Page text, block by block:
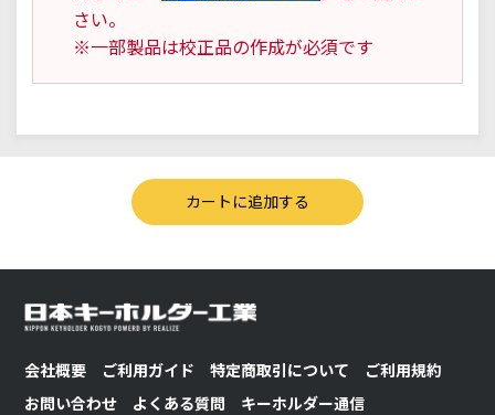
さい。
※一部製品は校正品の作成が必須です
会社概要 ご利用ガイド 特定商取引について
ご利用規約
お問い合わせ
よくある質問 キーホルダー通信